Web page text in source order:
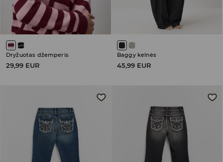
Dryžuotas džemperis
29,99 EUR
Baggy kelnės
45,99 EUR